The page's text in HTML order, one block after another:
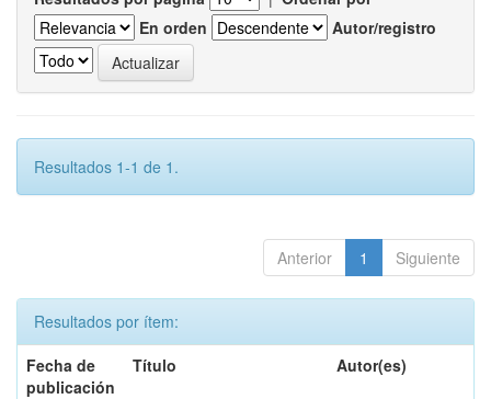
En orden
Autor/registro
Resultados 1-1 de 1.
Anterior 1 Siguiente
Resultados por ítem:
Fecha de
publicación
Título Autor(es)